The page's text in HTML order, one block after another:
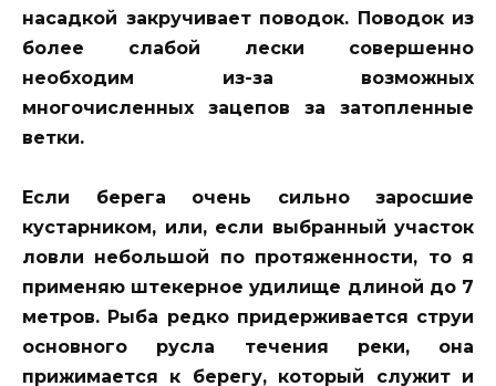
насадкой закручивает поводок. Поводок из
более слабой лески совершенно
необходим из-за возможных
многочисленных зацепов за затопленные
ветки.
Если берега очень сильно заросшие
кустарником, или, если выбранный участок
ловли небольшой по протяженности, то я
применяю штекерное удилище длиной до 7
метров. Рыба редко придерживается струи
основного русла течения реки, она
прижимается к берегу, который служит и